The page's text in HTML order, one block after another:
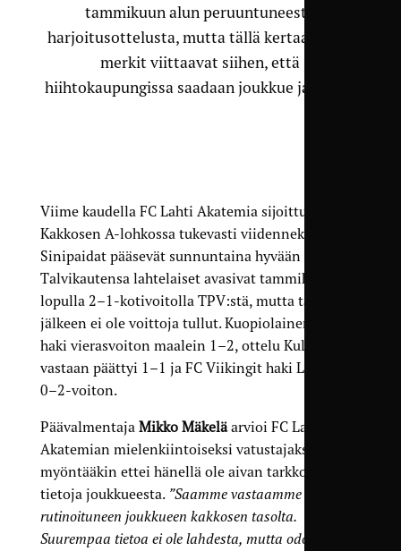
tammikuun alun peruuntuneesta
harjoitusottelusta, mutta tällä kertaa kaikki
merkit viittaavat siihen, että
hiihtokaupungissa saadaan joukkue jalkeille.
Viime kaudella FC Lahti Akatemia sijoittui
Kakkosen A-lohkossa tukevasti viidenneksi, joten
Sinipaidat pääsevät sunnuntaina hyvään testiin.
Talvikautensa lahtelaiset avasivat tammikuun
lopulla 2–1-kotivoitolla TPV:stä, mutta tämän
jälkeen ei ole voittoja tullut. Kuopiolainen KuFu
haki vierasvoiton maalein 1–2, ottelu Kultsua
vastaan päättyi 1–1 ja FC Viikingit haki Lahdesta
0–2-voiton.
Päävalmentaja Mikko Mäkeläarvioi FC Lahti
Akatemian mielenkiintoiseksi vatustajaksi, vaikka
myöntääkin ettei hänellä ole aivan tarkkoja
tietoja joukkueesta. ”Saamme vastaamme hyvän ja
rutinoituneen joukkueen kakkosen tasolta.
Suurempaa tietoa ei ole lahdesta, mutta odotan